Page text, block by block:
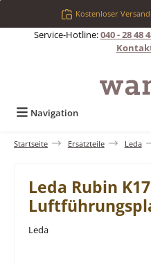
Zum Hauptinhalt springen
Kostenloser
Service-Hotline:040 - 28 48
Navigation
Startseite Ersatzteile Leda
Leda Rubin K17
Leda